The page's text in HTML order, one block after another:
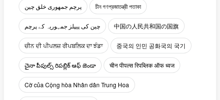
پرچم جمهوری خلق چین চীন গণপ্রজাতন্ত্রী পতাকা
چین کی پیپلز جمہوریہ کے پرچم 中国の人民共和国の国旗
ਚੀਨ ਦੀ ਪੀਪਲਜ਼ ਰੀਪਬਲਿਕ ਦਾ ਝੰਡਾ 중국의 인민 공화국의 국기
చైనా పీపుల్స్ రిపబ్లిక్ ఆఫ్ జెండా चीन पीपल्स रिपब्लिक ऑफ ध्वज
Cờ của Cộng hòa Nhân dân Trung Hoa